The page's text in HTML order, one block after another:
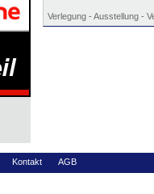
Verlegung - Ausstellung -
Kontakt AGB